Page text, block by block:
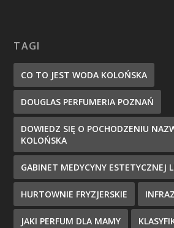
TAGI
CO TO JEST WODA KOLOŃSKA
DOUGLAS PERFUMERIA POZNAŃ
DOWIEDZ SIĘ O POCHODZENIU
KOLOŃSKA
GABINET MEDYCYNY ESTETYCZNEJ
HURTOWNIE FRYZJERSKIE
JAKI PERFUM DLA MAMY